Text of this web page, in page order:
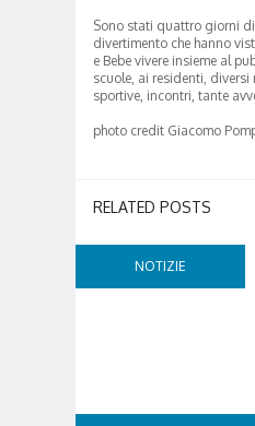
Sono stati quattro giorni
divertimento che hanno
e Bebe vivere insieme al
scuole, ai residenti,
sportive, incontri, tante
photo credit Giacomo
RELATED POSTS
NOTIZIE